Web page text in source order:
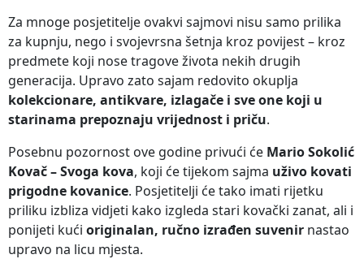
Za mnoge posjetitelje ovakvi sajmovi nisu samo prilika
za kupnju, nego i svojevrsna šetnja kroz povijest – kroz
predmete koji nose tragove života nekih drugih
generacija. Upravo zato sajam redovito okuplja
kolekcionare, antikvare, izlagače i sve one koji u
starinama prepoznaju vrijednost i priču.
Posebnu pozornost ove godine privući će Mario Sokolić
Kovač – Svoga kova, koji će tijekom sajma uživo kovati
prigodne kovanice. Posjetitelji će tako imati rijetku
priliku izbliza vidjeti kako izgleda stari kovački zanat, ali i
ponijeti kući originalan, ručno izrađen suvenir nastao
upravo na licu mjesta.